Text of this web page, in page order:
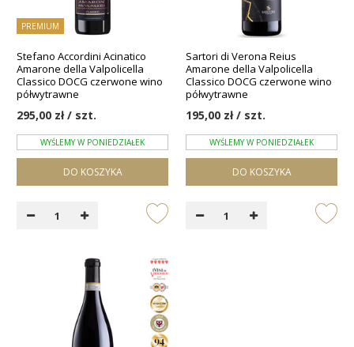
PREMIUM
Stefano Accordini Acinatico
Amarone della Valpolicella
Classico DOCG czerwone wino
półwytrawne
295,00 zł / szt.
WYŚLEMY W PONIEDZIAŁEK
DO KOSZYKA
Sartori di Verona Reius
Amarone della Valpolicella
Classico DOCG czerwone wino
półwytrawne
195,00 zł / szt.
WYŚLEMY W PONIEDZIAŁEK
DO KOSZYKA